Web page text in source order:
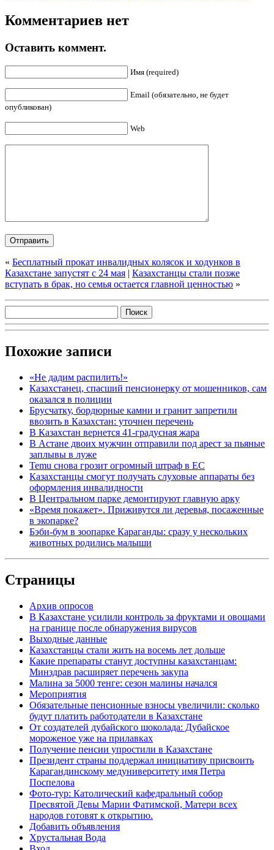
Комментариев нет
Оставить коммент.
Имя (required)
Email (обязательно, не будет
опубликован)
Web
« Бесплатный прокат инвалидных колясок и ходунков в
Казахстане запустят с 24 мая | Казахстанцы стали позже
вступать в брак, но семья остается главной ценностью »
Похожие записи
«Не дадим распилить!»
Казахстанец, спасший пенсионерку от мошенников, сам
оказался в полиции
Брусчатку, бордюрные камни и гранит запретили
ввозить в Казахстан: уточнен перечень
В Казахстан вернется 41-градусная жара
В Астане двоих мужчин отправили под арест за пьяные
заплывы в луже
Temu снова грозит огромный штраф в ЕС
Казахстанцы смогут получать слуховые аппараты без
оформления инвалидности
В Центральном парке демонтируют главную арку
«Время покажет». Приживутся ли деревья, посаженные
в экопарке?
Бэби-бум в зоопарке Караганды: сразу у нескольких
животных родились малыши
Страницы
Архив опросов
В Казахстане усилили контроль за фруктами и овощами
на границе после обнаружения вирусов
Выходные данные
Казахстанцы стали жить на восемь лет дольше
Какие препараты станут доступны казахстанцам:
Минздрав расширяет перечень закупа
Малина за 5000 тенге: сезон малины начался
Мероприятия
Обязательные пенсионные взносы увеличили: сколько
будут платить работодатели в Казахстане
От создателей дубайского шоколада: Дубайское
мороженое уже на прилавках
Получение пенсии упростили в Казахстане
Президент страны поддержал инициативу присвоить
Карагандинскому медуниверситету имя Петра
Поспелова
Фото-тур: Католический кафедральный собор
Пресвятой Девы Марии Фатимской, Матери всех
народов готовят к открытию.
Добавить объявления
Хрустальная Вода